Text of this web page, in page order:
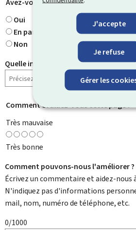
J'accepte
Je refuse
Gérer les
Avez-vous trouvé ce que vous
Oui
En partie
Non
Quelle information cherchiez-vous ?
Comment évaluez-vous cette page ? *
Très mauvaise
Très bonne
Comment pouvons-nous l'améliorer ?
Écrivez un commentaire et aidez-nous
N'indiquez pas d'informations
mail, nom, numéro de téléphone, etc.
0/1000